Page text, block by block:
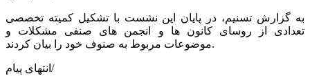
به گزارش تسنیم، در پایان این نشست با تشکیل کمیته تخصصی
تعدادی از روسای کانون ها و انجمن های صنفی مشکلات و
موضوعات مربوط به صنوف خود را بیان کردند.
انتهای پیام/